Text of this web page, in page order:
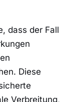
dass der Fall
Diese
Verbreitung,